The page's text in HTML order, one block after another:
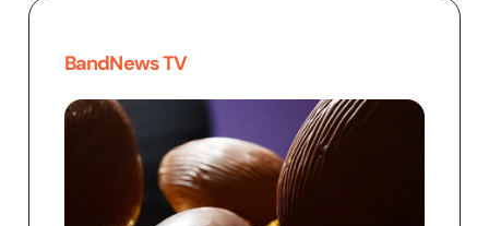
BandNews TV